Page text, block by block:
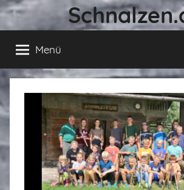
Zum
Inhalt
springen
Menü